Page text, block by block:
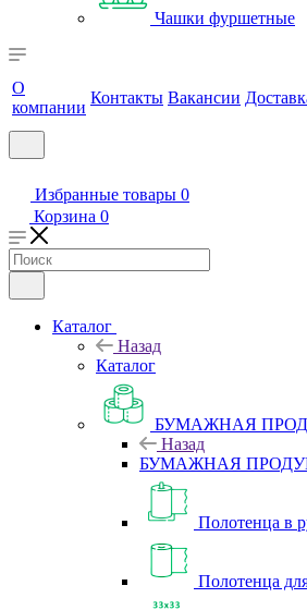
Чашки фуршетные
О
компании
Контакты Вакансии
Избранные товары 0
Корзина 0
Каталог
Назад
Каталог
БУМАЖНАЯ
Назад
БУМАЖНАЯ
Полотенца в
Полотенца